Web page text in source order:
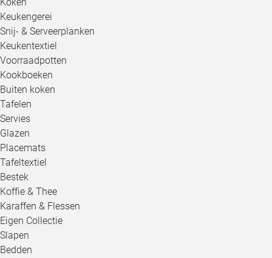
Keukengerei
Snij- & Serveerplanken
Keukentextiel
Voorraadpotten
Kookboeken
Buiten koken
Tafelen
Servies
Glazen
Placemats
Tafeltextiel
Bestek
Koffie & Thee
Karaffen & Flessen
Eigen Collectie
Slapen
Bedden